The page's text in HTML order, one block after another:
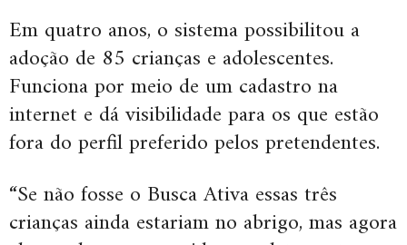
Em quatro anos, o sistema possibilitou a
adoção de 85 crianças e adolescentes.
Funciona por meio de um cadastro na
internet e dá visibilidade para os que estão
fora do perfil preferido pelos pretendentes.
“Se não fosse o Busca Ativa essas três
crianças ainda estariam no abrigo, mas agora